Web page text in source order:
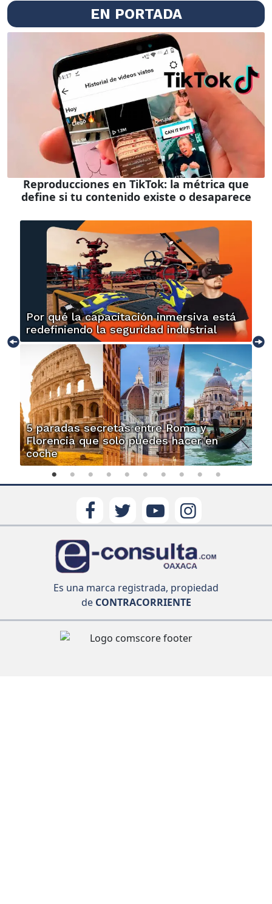
EN PORTADA
Reproducciones en TikTok: la métrica que
define si tu contenido existe o desaparece
Por qué la capacitación inmersiva está
redefiniendo la seguridad industrial
5 paradas secretas entre Roma y
Florencia que solo puedes hacer en
coche
Es una marca registrada, propiedad
deCONTRACORRIENTE